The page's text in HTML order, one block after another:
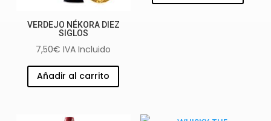
VERDEJO NÉKORA DIEZ
SIGLOS
7,50€ IVA Incluido
Añadir al carrito